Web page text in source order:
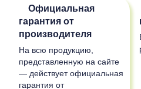
Официальная
гарантия от
производителя
На всю продукцию,
представленную на сайте
— действует официальная
гарантия от